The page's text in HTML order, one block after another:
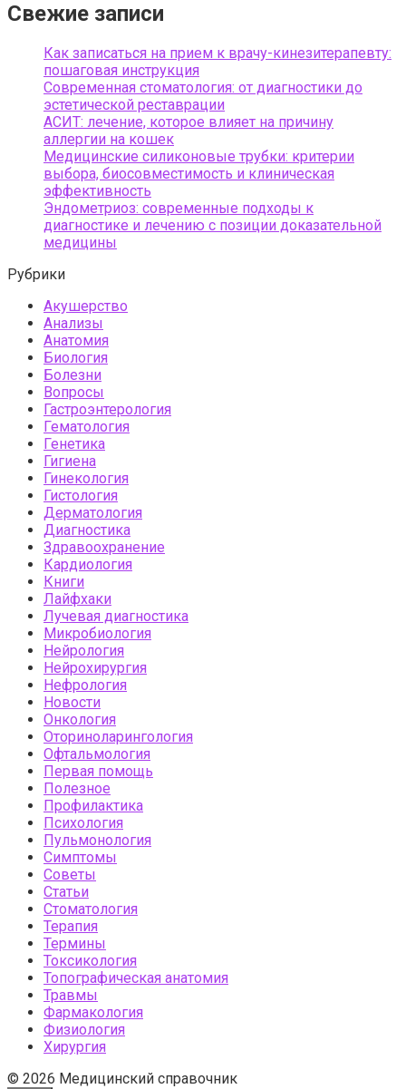
Свежие записи
Как записаться на прием к врачу-кинезитерапевту:
пошаговая инструкция
Современная стоматология: от диагностики до
эстетической реставрации
АСИТ: лечение, которое влияет на причину
аллергии на кошек
Медицинские силиконовые трубки: критерии
выбора, биосовместимость и клиническая
эффективность
Эндометриоз: современные подходы к
диагностике и лечению с позиции доказательной
медицины
Рубрики
Акушерство
Анализы
Анатомия
Биология
Болезни
Вопросы
Гастроэнтерология
Гематология
Генетика
Гигиена
Гинекология
Гистология
Дерматология
Диагностика
Здравоохранение
Кардиология
Книги
Лайфхаки
Лучевая диагностика
Микробиология
Нейрология
Нейрохирургия
Нефрология
Новости
Онкология
Оториноларингология
Офтальмология
Первая помощь
Полезное
Профилактика
Психология
Пульмонология
Симптомы
Советы
Статьи
Стоматология
Терапия
Термины
Токсикология
Топографическая анатомия
Травмы
Фармакология
Физиология
Хирургия
© 2026 Медицинский справочник